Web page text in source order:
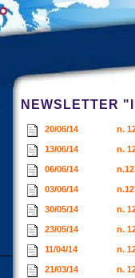
NEWSLETTER
20/06/14 n.
13/06/14 n.
06/06/14
03/06/14
30/05/14 n.
23/05/14 n.
11/04/14 n.
21/03/14 n.